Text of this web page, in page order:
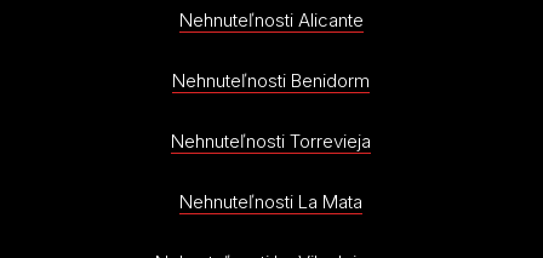
Nehnuteľnosti Alicante
Nehnuteľnosti Benidorm
Nehnuteľnosti Torrevieja
Nehnuteľnosti La Mata